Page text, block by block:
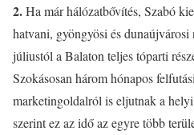
2.Ha már hálózatbővítés, Szabó
hatvani, gyöngyösi és
júliustól a Balaton teljes tóparti
Szokásosan három hónapos
marketingoldalról is eljutnak a
szerint ez az idő az egyre több